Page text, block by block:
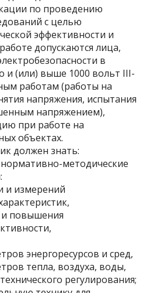
по проведению
с целью
эффективности и
допускаются лица,
в
и (или) выше 1000 вольт III-
работам (работы на
напряжения, испытания
напряжением),
при работе на
объектах.
должен знать:
методические
и измерений
и повышения
энергоресурсов и сред,
тепла, воздуха, воды,
регулирования;